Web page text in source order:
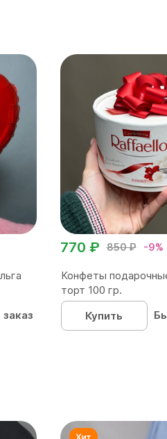
850 ₽ -9%
770 ₽
Конфеты
торт 100 гр.
Купить